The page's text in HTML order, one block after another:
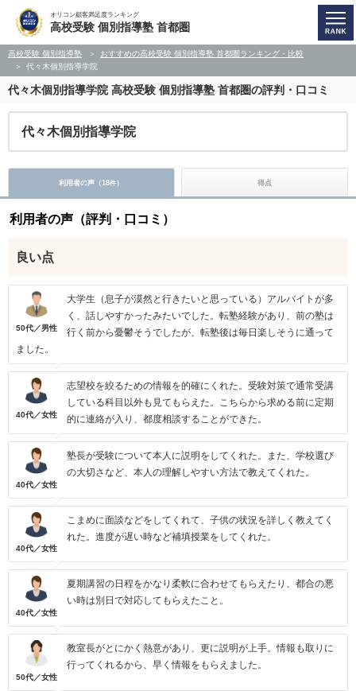
オリコン顧客満足度ランキング
高校受験 個別指導塾 首都圏
高校受験 個別指導塾
おすすめの高校受験 個別指導塾 首都圏ランキング・比較
代々木個別指導学院
代々木個別指導学院 高校受験 個別指導塾 首都圏の評判・口コミ
代々木個別指導学院
利用者の声（18件） 得点
利用者の声（評判・口コミ）
良い点
50代／男性
大学生（息子が漠然と行きたいと思っている）アルバイトが多
く、話しやすかったみたいでした。転塾経験があり、前の塾は
行く前から憂鬱そうでしたが、転塾後は毎日楽しそうに通って
ました。
40代／女性
志望校を絞るための情報を的確にくれた。受験対策で通常受講
している科目以外も見てもらえた。こちらから求める前に定期
的に連絡が入り、都度相談することができた。
40代／女性
塾長が受験について本人に説明をしてくれた。また、学校選び
の大切さなど、本人の理解しやすい方法で教えてくれた。
40代／女性
こまめに面談などをしてくれて、子供の状況を詳しく教えてく
れた。進度が遅い時など補填授業をしてくれた。
40代／女性
夏期講習の日程をかなり柔軟に合わせてもらえたり、都合の悪
い時は別日で対応してもらえたこと。
50代／女性
教室長がとにかく熱意があり、更に説明が上手。情報も取りに
行ってくれるから、早く情報をもらえました。